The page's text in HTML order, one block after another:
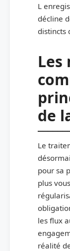
L
décline
distincts
Les
de
Le
pour sa
plus
les flux
réalité